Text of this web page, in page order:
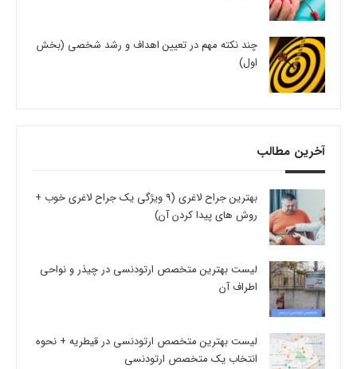
چند نکته مهم در تعیین اهداف و رشد شخصی (بخش
اول)
آخرین مطالب
بهترین جراح لاغری (9 ویژگی یک جراح لاغری خوب +
روش های پیدا کردن آن)
لیست بهترین متخصص ارتودنسی در چیذر و نواحی
اطراف آن
لیست بهترین متخصص ارتودنسی در قیطریه + نحوه
انتخاب یک متخصص ارتودنسی